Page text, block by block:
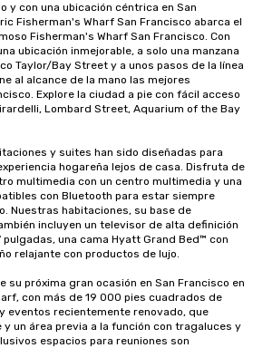
y con una ubicación céntrica en San
Fisherman's Wharf San Francisco abarca el
Fisherman's Wharf San Francisco. Con
ubicación inmejorable, a solo una manzana
Taylor/Bay Street y a unos pasos de la línea
al alcance de la mano las mejores
Explore la ciudad a pie con fácil acceso
Lombard Street, Aquarium of the Bay
y suites han sido diseñadas para
hogareña lejos de casa. Disfruta de
multimedia con un centro multimedia y una
con Bluetooth para estar siempre
Nuestras habitaciones, su base de
incluyen un televisor de alta definición
una cama Hyatt Grand Bed™ con
relajante con productos de lujo.
su próxima gran ocasión en San Francisco en
con más de 19 000 pies cuadrados de
eventos recientemente renovado, que
y un área previa a la función con tragaluces y
espacios para reuniones son